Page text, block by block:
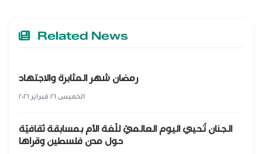
Related News
رمضان شهر المثابرة والاجتهاد
الخميس ٢٦ فبراير ٢٠٢٦
الجنان تُحيي اليوم العالميّ للّغة الأم بمسابقة ثقافيّة
حول مدن فلسطين وقراها